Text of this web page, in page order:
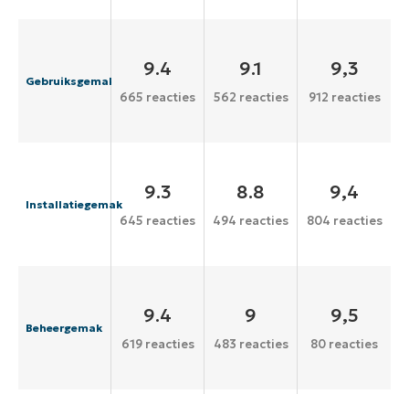
Gebruiksgemak
9.4
665 reacties
9.1
562 reacties
9,3
912 reacties
Installatiegemak
9.3
645 reacties
8.8
494 reacties
9,4
804 reacties
Beheergemak
9.4
619 reacties
9
483 reacties
9,5
80 reacties